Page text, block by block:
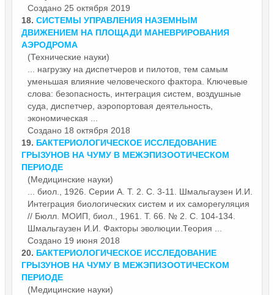
Создано 25 октября 2019
18. СИСТЕМЫ УПРАВЛЕНИЯ НАЗЕМНЫМ
ДВИЖЕНИЕМ НА ПЛОЩАДИ МАНЕВРИРОВАНИЯ
АЭРОДРОМА
(Технические науки)
... нагрузку на диспетчеров и пилотов, тем самым
уменьшая влияние человеческого фактора. Ключевые
слова: безопасность, интеграция систем, воздушные
суда, диспетчер, аэропортовая деятельность,
экономическая ...
Создано 18 октября 2018
19. БАКТЕРИОЛОГИЧЕСКОЕ ИССЛЕДОВАНИЕ
ГРЫЗУНОВ НА ЧУМУ В МЕЖЭПИЗООТИЧЕСКОМ
ПЕРИОДЕ
(Медицинские науки)
... биол., 1926. Серии А. Т. 2. С. 3-11. Шмальгаузен И.И.
Интеграция биологических систем и их саморегуляция
// Бюлл. МОИП, биол., 1961. Т. 66. № 2. С. 104-134.
Шмальгаузен И.И. Факторы эволюции.Теория ...
Создано 19 июня 2018
20. БАКТЕРИОЛОГИЧЕСКОЕ ИССЛЕДОВАНИЕ
ГРЫЗУНОВ НА ЧУМУ В МЕЖЭПИЗООТИЧЕСКОМ
ПЕРИОДЕ
(Медицинские науки)